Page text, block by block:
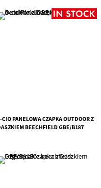
CIO PANELOWA CZAPKA OUTDOOR Z
BEECHFIELD GBE/B187